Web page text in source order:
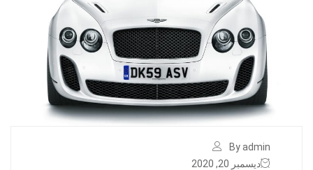
By admin
ديسمبر 20, 2020